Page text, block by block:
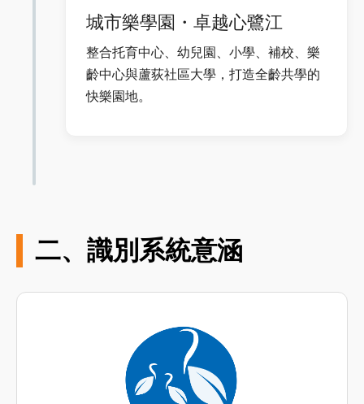
城市樂學園・卓越心鷺江
整合托育中心、幼兒園、小學、補校、樂
齡中心與蘆荻社區大學，打造全齡共學的
快樂園地。
二、識別系統意涵